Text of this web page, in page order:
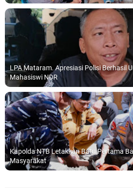
LPA Mataram. Apresiasi Polisi Berhasil
Mahasiswi NDR
Kapolda NTB Letakkan Batu Pertama
Masyarakat